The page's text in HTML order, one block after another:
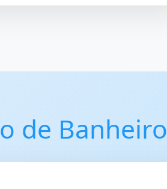
de Banheiro